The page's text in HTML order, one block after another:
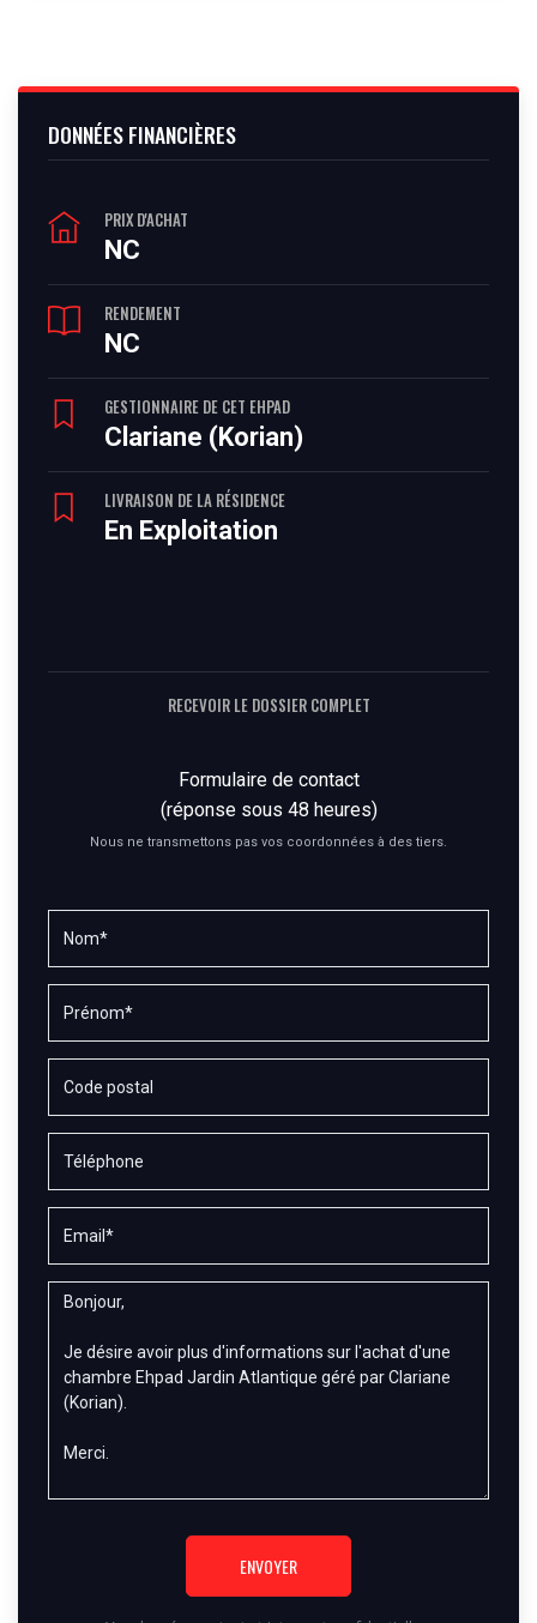
DONNÉES FINANCIÈRES
PRIX D'ACHAT
NC
RENDEMENT
NC
GESTIONNAIRE DE CET EHPAD
Clariane (Korian)
LIVRAISON DE LA RÉSIDENCE
En Exploitation
RECEVOIR LE DOSSIER COMPLET
Formulaire de contact
(réponse sous 48 heures)
Nous ne transmettons pas vos coordonnées à des tiers.
ENVOYER